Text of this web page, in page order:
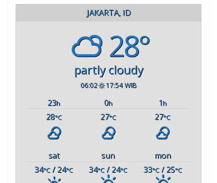
JAKARTA, ID
28°
partly cloudy
06:02 17:54 WIB
23h 0h 1h
28°C 27°C 27°C
sat sun
mon
34°C / 24°C 34°C / 24°C 33°C/ 25°C